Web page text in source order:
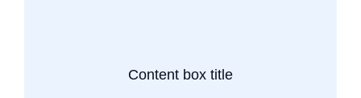
Content box title